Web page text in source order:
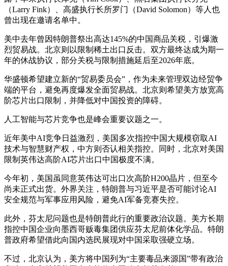
（Larry Fink）、高盛执行长所罗门（David Solomon）等人也
曾出现在邀请名单中。
美中去年曾因特朗普祭出高达145%的中国商品关税，引爆激
烈贸易战。北京则以限制稀土出口反击。双方最终达成为期一
年的休战协议，部分关税与限制措施延后至2026年底。
华盛顿希望建立新的“贸易委员会”，作为未来管理双边经贸争
端的平台，避免再度爆发全面贸易战。北京则希望美方放宽高
阶芯片出口限制，并降低对中国投资的障碍。
人工智能与芯片竞争也是峰会重要议题之一。
近年美中AI竞争日益激烈，美国多次指控中国大规模窃取AI
技术与智慧财产权，中方则否认相关指控。同时，北京对美国
限制英伟达高阶AI芯片出口中国极度不满。
今年初，美国虽同意英伟达可出口次高阶H200晶片，但至今
尚未正式出货。外界关注，特朗普与习近平是否可能讨论AI
安全规范与军事应用风险，避免AI军备竞赛失控。
此外，芬太尼问题也是特朗普此行的重要政治议题。美方长期
指控中国企业向墨西哥贩毒集团供应芬太尼前体化学品。特朗
普政府希望借此向国内选民展现对中国采取强硬立场。
不过，北京认为，美方将中国列为“主要毒品来源国”带有政治